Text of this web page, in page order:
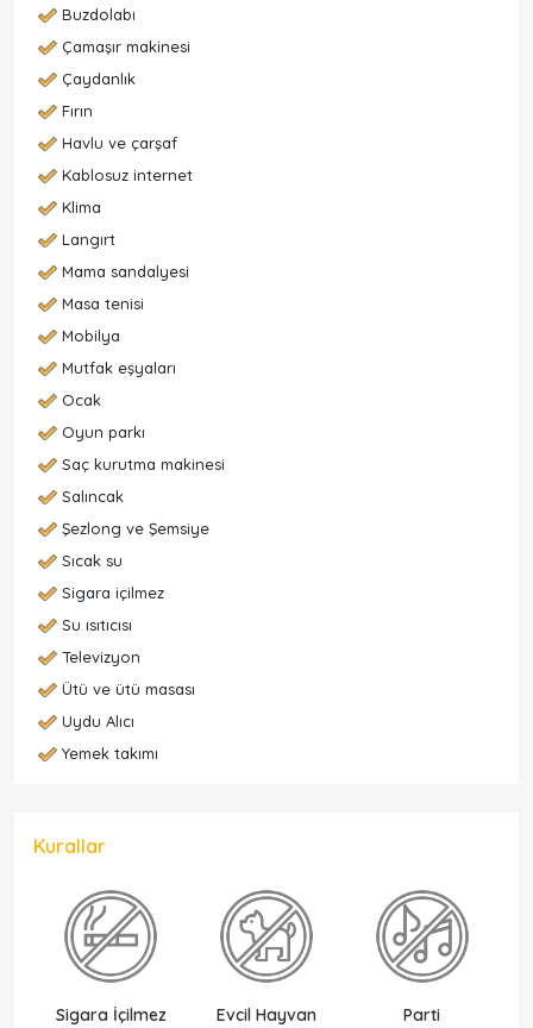
Buzdolabı
Çamaşır makinesi
Çaydanlık
Fırın
Havlu ve çarşaf
Kablosuz internet
Klima
Langırt
Mama sandalyesi
Masa tenisi
Mobilya
Mutfak eşyaları
Ocak
Oyun parkı
Saç kurutma makinesi
Salıncak
Şezlong ve Şemsiye
Sıcak su
Sigara içilmez
Su ısıtıcısı
Televizyon
Ütü ve ütü masası
Uydu Alıcı
Yemek takımı
Kurallar
Sigara İçilmez
Evcil Hayvan
Parti